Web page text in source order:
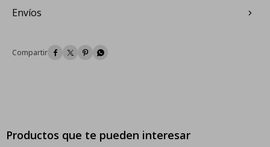
Envíos
   
Productos que te pueden interesar